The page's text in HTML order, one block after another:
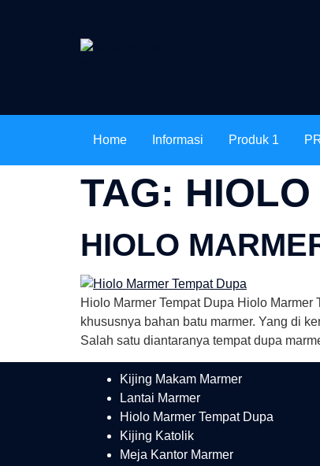
Home Informasi Produk 1
TAG:
HIOLO
Hiolo Marmer Tempat Dupa Hiolo
khususnya bahan batu marmer. Yang di
Salah satu diantaranya tempat dupa
Kijing Makam Marmer
Lantai Marmer
Hiolo Marmer Tempat Dupa
Kijing Katolik
Meja Kantor Marmer